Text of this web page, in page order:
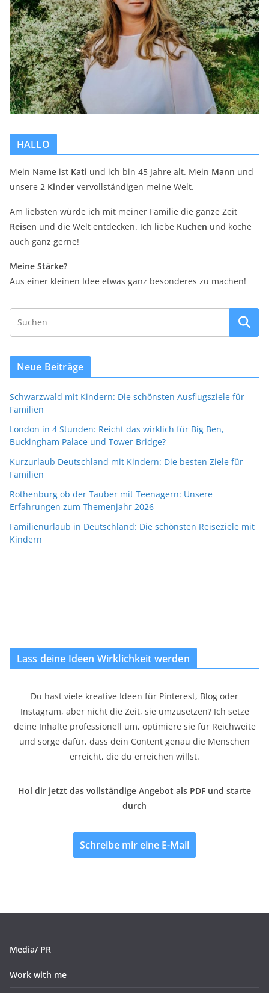
HALLO
Mein Name ist Kati und ich bin 45 Jahre alt. Mein Mann und
unsere 2 Kinder vervollständigen meine Welt.
Am liebsten würde ich mit meiner Familie die ganze Zeit
Reisen und die Welt entdecken. Ich liebe Kuchen und koche
auch ganz gerne!
Meine Stärke?
Aus einer kleinen Idee etwas ganz besonderes zu machen!
Neue Beiträge
Schwarzwald mit Kindern: Die schönsten Ausflugsziele für
Familien
London in 4 Stunden: Reicht das wirklich für Big Ben,
Buckingham Palace und Tower Bridge?
Kurzurlaub Deutschland mit Kindern: Die besten Ziele für
Familien
Rothenburg ob der Tauber mit Teenagern: Unsere
Erfahrungen zum Themenjahr 2026
Familienurlaub in Deutschland: Die schönsten Reiseziele mit
Kindern
Lass deine Ideen Wirklichkeit werden
Du hast viele kreative Ideen für Pinterest, Blog oder
Instagram, aber nicht die Zeit, sie umzusetzen? Ich setze
deine Inhalte professionell um, optimiere sie für Reichweite
und sorge dafür, dass dein Content genau die Menschen
erreicht, die du erreichen willst.
Hol dir jetzt das vollständige Angebot als PDF und starte
durch
Schreibe mir eine E-Mail
Media/ PR
Work with me